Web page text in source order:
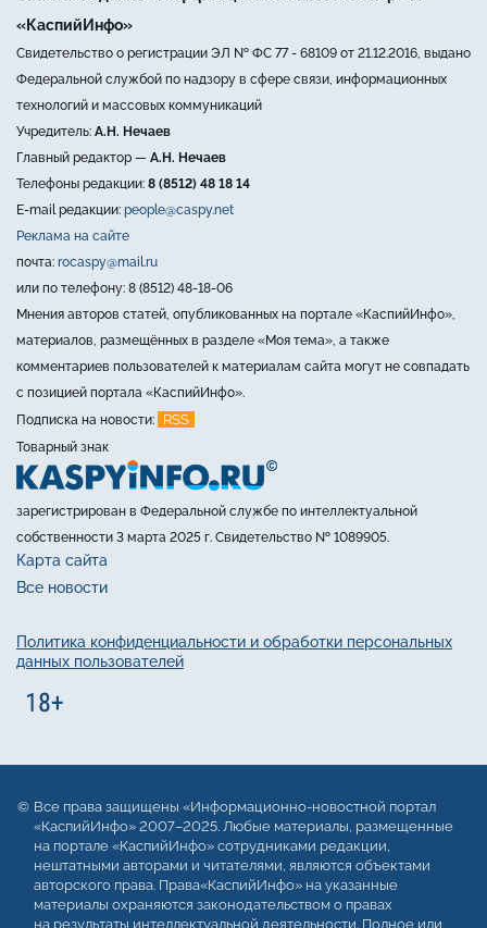
«КаспийИнфо»
Свидетельство о регистрации ЭЛ № ФС 77 - 68109 от 21.12.2016, выдано
Федеральной службой по надзору в сфере связи, информационных
технологий и массовых коммуникаций
Учредитель: А.Н. Нечаев
Главный редактор — А.Н. Нечаев
Телефоны редакции: 8 (8512) 48 18 14
E-mail редакции: people@caspy.net
Реклама на сайте
почта: rocaspy@mail.ru
или по телефону: 8 (8512) 48-18-06
Мнения авторов статей, опубликованных на портале «КаспийИнфо»,
материалов, размещённых в разделе «Моя тема», а также
комментариев пользователей к материалам сайта могут не совпадать
с позицией портала «КаспийИнфо».
Подписка на новости:
RSS
Товарный знак
зарегистрирован в Федеральной службе по интеллектуальной
собственности 3 марта 2025 г. Свидетельство № 1089905.
Карта сайта
Все новости
Политика конфиденциальности и обработки персональных
данных пользователей
Все права защищены «Информационно-новостной портал
«КаспийИнфо» 2007–2025. Любые материалы, размещенные
на портале «КаспийИнфо» сотрудниками редакции,
нештатными авторами и читателями, являются объектами
авторского права. Права«КаспийИнфо» на указанные
материалы охраняются законодательством о правах
на результаты интеллектуальной деятельности. Полное или